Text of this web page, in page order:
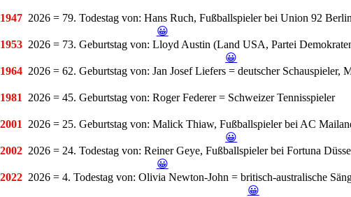
1947 2026 = 79. Todestag von: Hans Ruch, Fußballspieler bei Union 92
😀
1953 2026 = 73. Geburtstag von: Lloyd Austin (Land USA, Partei
😀
1964 2026 = 62. Geburtstag von: Jan Josef Liefers = deutscher Schauspieler,
1981
2026 = 45. Geburtstag von: Roger Federer = Schweizer Tennisspieler
2001
2026 = 25. Geburtstag von: Malick Thiaw, Fußballspieler bei AC
😀
2002 2026 = 24. Todestag von: Reiner Geye, Fußballspieler bei Fortuna
😀
2022 2026 = 4. Todestag von: Olivia Newton-John = britisch-australische
😀